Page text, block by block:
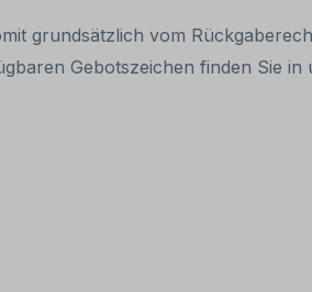
grundsätzlich vom
Gebotszeichen finden Sie in